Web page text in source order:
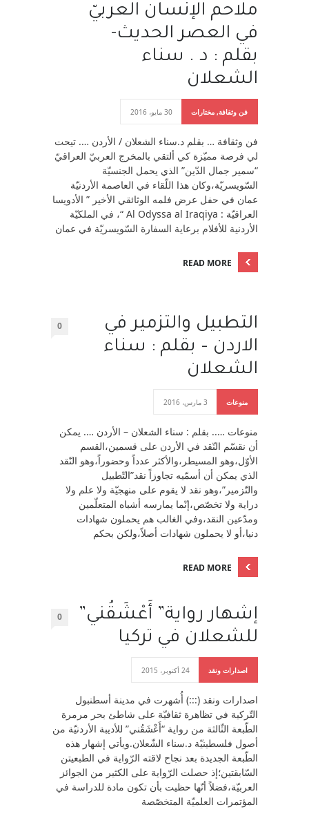
ملاحم الإنسان العربيّ
في العصر الحديث-
بقلم : د . سناء
الشعلان
فن وثقافة, مختارات 30 مايو، 2016
فن وثقافة … بقلم د.سناء الشعلان / الأردن …. تيحت
لي فرصة مميّزة كي ألتقي بالمخرج العربيّ العراقيّ
“سمير جمال الدّين” الذي يحمل الجنسيّة
السّويسريّة،وكان هذا اللّقاء في العاصمة الأردنيّة
عمان في حفل عرض فلمه الوثائقي الأخير ” الأدويسا
العراقيّة : Al Odyssa al Iraqiya “، في الملكيّة
الأردنية للأفلام برعاية السفارة السّويسريّة في عمان
READ MORE
التطبيل والتزمير في
الاردن – بقلم : سناء
الشعلان
0
منوعات 3 مارس، 2016
منوعات ….. بقلم : سناء الشعلان – الأردن …. يمكن
أن نقسّم النّقد في الأردن على قسمين،القسم
الأوّل،وهو المسيطر،والأكثر عدداً وحضوراً،وهو النّقد
الذي يمكن أن أسمّيه تجاوزاً نقد”التّطبيل
والتّزمير”،وهو نقد لا يقوم على منهجيّة ولا علم ولا
دراية ولا تخصّص،إنّما يمارسه أشباه المتعلّمين
ومدّعين النقد،وفي الغالب هم يحملون شهادات
دنيا،أو لا يحملون شهادات أصلاً،ولكن بحكم
READ MORE
إشهار رواية” أَعْشَقُني”
للشعلان في تركيا
0
اصدارات ونقد 24 أكتوبر، 2015
اصدارات ونقد (:::) أُشهرت في مدينة أسطنبول
التّركية في تظاهرة ثقافيّة على شاطئ بحر مرمرة
الطّبعة الثّالثة من رواية “أَعْشَقُني” للأديبة الأردنيّة من
أصول فلسطينيّة د.سناء الشّعلان.ويأتي إشهار هذه
الطّبعة الجديدة بعد نجاح لاقته الرّواية في الطبعيتن
السّابقتين؛إذ حصلت الرّواية على الكثير من الجوائز
العربيّة،فضلاً أنّها حظيت بأن تكون مادة للدراسة في
المؤتمرات العلميّة المتخصّصة